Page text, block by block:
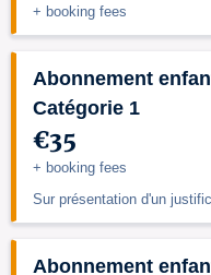
+ booking fees
Abonnement
Catégorie 1
€35
+ booking fees
Sur présentation d'un
Abonnement